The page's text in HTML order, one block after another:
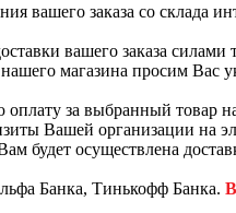
вашего заказа со склада
вашего заказа
магазина просим Вас
оплату за выбранный
Вашей организации на
будет осуществлена
Банка, Тинькофф Банка.